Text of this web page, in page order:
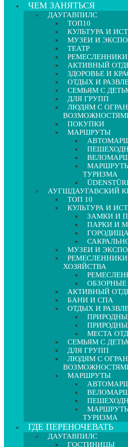
ЧЕМ ЗАНЯТЬСЯ
ДАУГАВПИЛС
ТОП10
КУЛЬТУРА И
МУЗЕИ И
ТЕАТР
РЕМЕСЛЕННИКИ
АКТИВНЫЙ
ЗДОРОВЬЕ И
ОТДЫХ И
СЕМЬЯМ С
ДЛЯ ГРУПП
ЛЮДЯМ С
ПОКУПКИ
МАРШРУТЫ
ТУРИЗМА
АУГШДАУГАВСКИЙ
ТОП 10
КУЛЬТУРА И
ЗАМКИ И
ПАРКИ И
ГОРОДИЩА
МУЗЕИ И
ХОЗЯЙСТВА
ОБЗОРНЫЕ
АКТИВНЫЙ
БАНИ И СПА
ОТДЫХ И
МЕСТА
СЕМЬЯМ С
ДЛЯ ГРУПП
ЛЮДЯМ С
МАРШРУТЫ
ТУРИЗМА
ГДЕ ПЕРЕНОЧЕВАТЬ
ДАУГАВПИЛС
ГОСТИНИЦЫ